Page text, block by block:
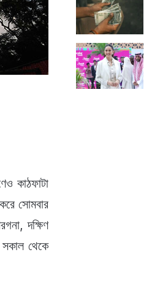
কাঠফাটা
সোমবার
দক্ষিণ
সকাল থেকে